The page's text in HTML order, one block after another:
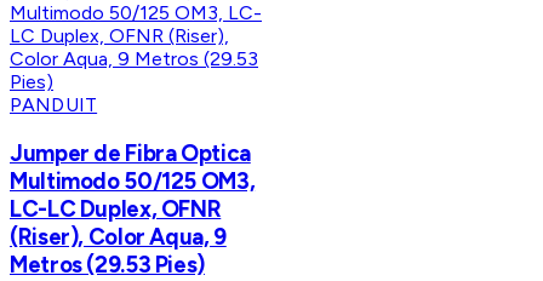
PANDUIT
Jumper de Fibra Optica
Multimodo 50/125 OM3,
LC-LC Duplex, OFNR
(Riser), Color Aqua, 9
Metros (29.53 Pies)